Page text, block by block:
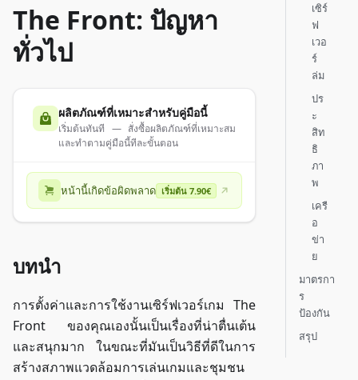
The Front: ปัญหา
ทั่วไป
ผลิตภัณฑ์ที่เหมาะสำหรับคู่มือนี้
เริ่มต้นทันที — สั่งซื้อผลิตภัณฑ์ที่เหมาะสม
และทำตามคู่มือนี้ทีละขั้นตอน
หน้านี้เกิดข้อผิดพลาด เริ่มต้น 7.90€
บทนำ
การตั้งค่าและการใช้งานเซิร์ฟเวอร์เกม The
Front ของคุณเองนั้นเป็นเรื่องที่น่าตื่นเต้น
และสนุกมาก ในขณะที่มันเป็นวิธีที่ดีในการ
สร้างสภาพแวดล้อมการเล่นเกมและชุมชน
เซิร์
ฟ
เวอ
ร์
ล่ม
ปร
ะ
สิท
ธิ
ภา
พ
เครื
อ
ข่า
ย
มาตรกา
ร
ป้องกัน
สรุป